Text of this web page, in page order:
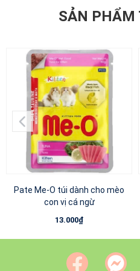
SẢN PHẨM
Pate Me-O túi dành cho mèo
con vị cá ngừ
13.000₫